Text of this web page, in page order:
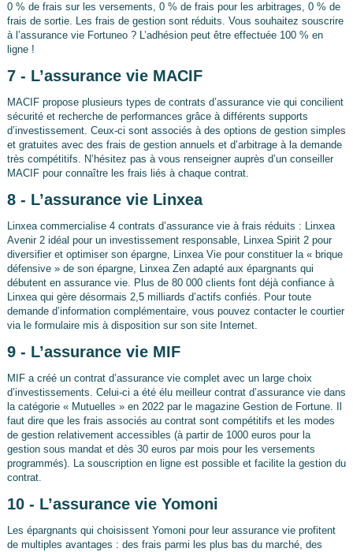
0 % de frais sur les versements, 0 % de frais pour les arbitrages, 0 % de
frais de sortie. Les frais de gestion sont réduits. Vous souhaitez souscrire
à l’assurance vie Fortuneo ? L’adhésion peut être effectuée 100 % en
ligne !
7 - L’assurance vie MACIF
MACIF propose plusieurs types de contrats d’assurance vie qui concilient
sécurité et recherche de performances grâce à différents supports
d’investissement. Ceux-ci sont associés à des options de gestion simples
et gratuites avec des frais de gestion annuels et d’arbitrage à la demande
très compétitifs. N’hésitez pas à vous renseigner auprès d’un conseiller
MACIF pour connaître les frais liés à chaque contrat.
8 - L’assurance vie Linxea
Linxea commercialise 4 contrats d’assurance vie à frais réduits : Linxea
Avenir 2 idéal pour un investissement responsable, Linxea Spirit 2 pour
diversifier et optimiser son épargne, Linxea Vie pour constituer la « brique
défensive » de son épargne, Linxea Zen adapté aux épargnants qui
débutent en assurance vie. Plus de 80 000 clients font déjà confiance à
Linxea qui gère désormais 2,5 milliards d’actifs confiés. Pour toute
demande d’information complémentaire, vous pouvez contacter le courtier
via le formulaire mis à disposition sur son site Internet.
9 - L’assurance vie MIF
MIF a créé un contrat d’assurance vie complet avec un large choix
d’investissements. Celui-ci a été élu meilleur contrat d’assurance vie dans
la catégorie « Mutuelles » en 2022 par le magazine Gestion de Fortune. Il
faut dire que les frais associés au contrat sont compétitifs et les modes
de gestion relativement accessibles (à partir de 1000 euros pour la
gestion sous mandat et dès 30 euros par mois pour les versements
programmés). La souscription en ligne est possible et facilite la gestion du
contrat.
10 - L’assurance vie Yomoni
Les épargnants qui choisissent Yomoni pour leur assurance vie profitent
de multiples avantages : des frais parmi les plus bas du marché, des